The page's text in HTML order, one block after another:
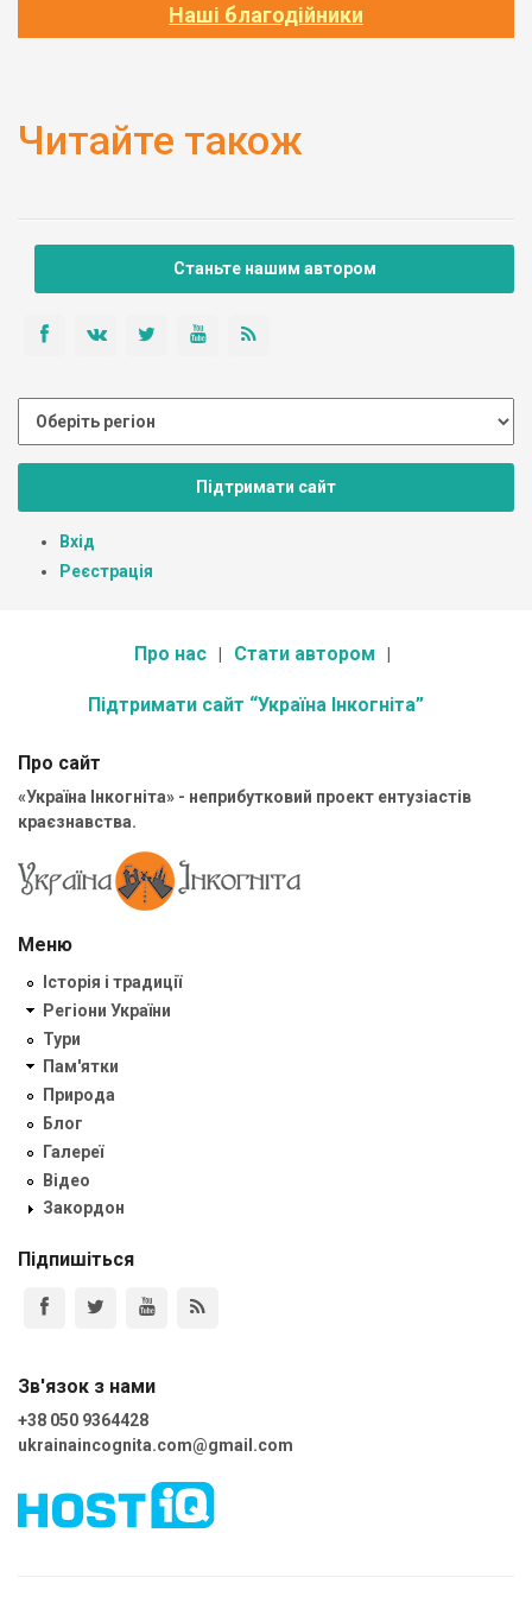
Наші благодійники
Читайте також
Станьте нашим автором
Підтримати сайт
Вхід
Реєстрація
Про нас Стати автором
Підтримати сайт “Україна Інкогніта”
Про сайт
«Україна Інкогніта» - неприбутковий проект ентузіастів
краєзнавства.
Меню
Історія і традиції
Регіони України
Тури
Пам'ятки
Природа
Блог
Галереї
Відео
Закордон
Підпишіться
Зв'язок з нами
+38 050 9364428
ukrainaincognita.com@gmail.com